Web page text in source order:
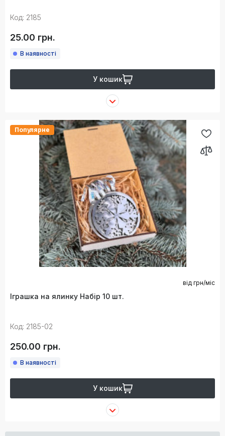
Код: 2185
25.00 грн.
В наявності
У кошик
Популярне
від грн/міс
Іграшка на ялинку Набір 10 шт.
Код: 2185-02
250.00 грн.
В наявності
У кошик